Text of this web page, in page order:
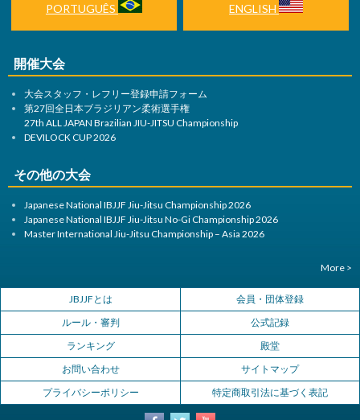
シ
ョ
ン
PORTUGUÊS ENGLISH
開催大会
大会スタッフ・レフリー登録申請フォーム
第27回全日本ブラジリアン柔術選手権
27th ALL JAPAN Brazilian JIU-JITSU Championship
DEVILOCK CUP 2026
その他の大会
Japanese National IBJJF Jiu-Jitsu Championship 2026
Japanese National IBJJF Jiu-Jitsu No-Gi Championship 2026
Master International Jiu-Jitsu Championship – Asia 2026
More >
JBJJFとは
会員・団体登録
ルール・審判
公式記録
ランキング
殿堂
お問い合わせ
サイトマップ
プライバシーポリシー
特定商取引法に基づく表記